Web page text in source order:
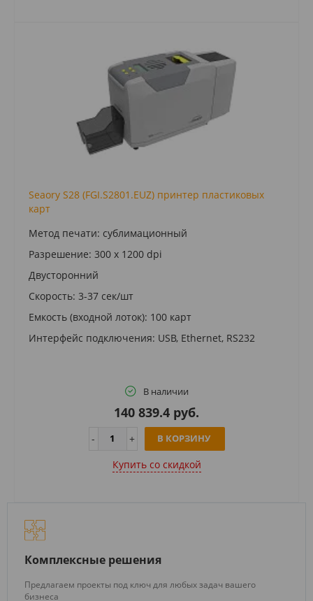
Seaory S28 (FGI.S2801.EUZ) принтер пластиковых
карт
Метод печати: сублимационный
Разрешение: 300 x 1200 dpi
Двусторонний
Скорость: 3-37 сек/шт
Емкость (входной лоток): 100 карт
Интерфейс подключения: USB, Ethernet, RS232
В наличии
140 839.4 руб.
В КОРЗИНУ
Купить cо скидкой
Комплексные решения
Предлагаем проекты под ключ для любых задач вашего
бизнеса